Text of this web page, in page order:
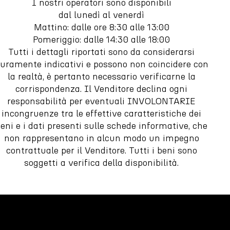
I nostri operatori sono disponibili
dal lunedì al venerdì
Mattino: dalle ore 8:30 alle 13:00
Pomeriggio: dalle 14:30 alle 18:00
Tutti i dettagli riportati sono da considerarsi
indicativi e possono non coincidere con
la realtà, è pertanto necessario verificarne la
corrispondenza. Il Venditore declina ogni
responsabilità per eventuali INVOLONTARIE
incongruenze tra le effettive caratteristiche dei
e i dati presenti sulle schede informative, che
non rappresentano in alcun modo un impegno
contrattuale per il Venditore. Tutti i beni sono
soggetti a verifica della disponibilità.